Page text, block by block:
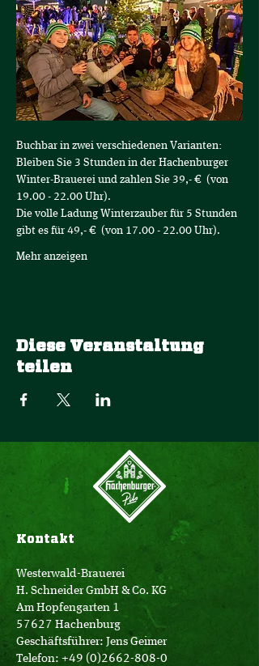
Buchbar in zwei verschiedenen Varianten:
Bleiben Sie 3 Stunden in der Hachenburger
Winter-Brauerei und zahlen Sie 39,- €  (von
19.00 - 22.00 Uhr).
Die volle Ladung Winterzauber für 5 Stunden
gibt es für 49,- €  (von 17.00 - 22.00 Uhr).
Mehr anzeigen
Diese Veranstaltung
teilen
Kontakt
Westerwald-Brauerei
H. Schneider GmbH & Co. KG
Am Hopfengarten 1
57627 Hachenburg
Geschäftsführer: Jens Geimer
Telefon: +49 (0)2662-808-0